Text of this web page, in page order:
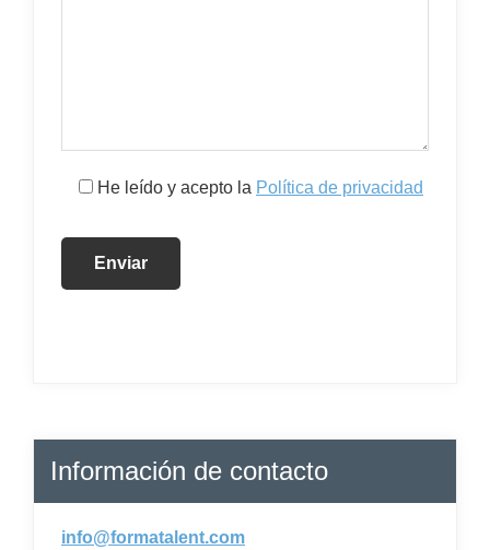
He leído y acepto la Política de privacidad
Información de contacto
info@formatalent.com